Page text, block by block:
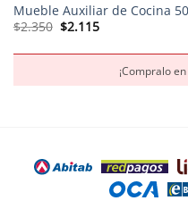
Mueble Auxiliar de Cocina
$2.350 El
$2.115El
$2.115.
¡Compralo en